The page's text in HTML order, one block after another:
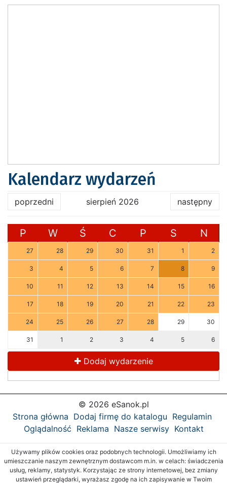
Kalendarz wydarzeń
poprzedni sierpień 2026 następny
P W Ś C P S N
27 28 29 30 31 1 2
3 4 5 6 7 8 9
10 11 12 13 14 15 16
17 18 19 20 21 22 23
24 25 26 27 28 29 30
31 1 2 3 4 5 6
Dodaj wydarzenie
© 2026 eSanok.pl
Strona główna Dodaj firmę do katalogu Regulamin
Oglądalność Reklama Nasze serwisy Kontakt
Używamy plików cookies oraz podobnych technologii. Umożliwiamy ich
umieszczanie naszym zewnętrznym dostawcom m.in. w celach: świadczenia
usług, reklamy, statystyk. Korzystając ze strony internetowej, bez zmiany
ustawień przeglądarki, wyrażasz zgodę na ich zapisywanie w Twoim